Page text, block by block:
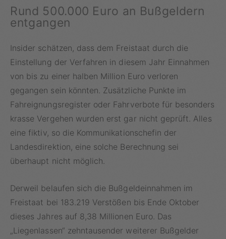
Rund 500.000 Euro an Bußgeldern
entgangen
Insider schätzen, dass dem Freistaat durch die
Einstellung der Verfahren in diesem Jahr Einnahmen
von bis zu einer halben Million Euro verloren
gegangen sein könnten. Zusätzliche Punkte im
Fahreignungsregister oder Fahrverbote für besonders
krasse Vergehen wurden erst gar nicht geprüft. Alles
eine fiktiv, so die Kommunikationschefin der
Landesdirektion, eine solche Berechnung sei
überhaupt nicht möglich.
Derweil belaufen sich die Bußgeldeinnahmen im
Freistaat bei 183.219 Verstößen bis Ende Oktober
dieses Jahres auf 8,38 Millionen Euro. Das
„Liegenlassen“ zehntausender weiterer Bußgelder